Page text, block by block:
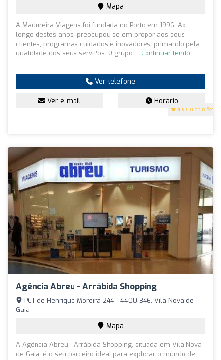
4.5 (10 opiniões)
Mapa
A Madureira Viagens foi fundada no Porto em 1996. Ao
longo destes anos, preocupou-se em propor aos seus
clientes, programas cuidados e inovadores, primando pela
qualidade dos seus servi?os. O grupo ... Continuar lendo
Ver telefone
Ver e-mail Horário
Agência Abreu - Arrábida Shopping
PCT de Henrique Moreira 244 - 4400-346, Vila Nova de
Gaia
Mapa
A Agência Abreu - Arrábida Shopping, situada em Vila Nova
de Gaia, é o seu parceiro ideal para explorar o mundo de